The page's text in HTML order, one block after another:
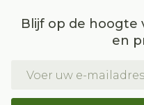
Blijf op de hoogte
en